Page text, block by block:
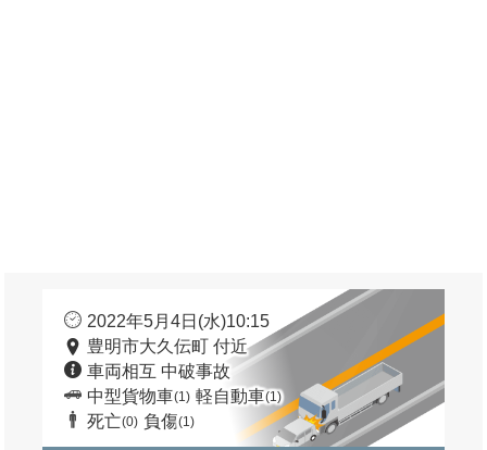
2022年5月4日(水)10:15
豊明市大久伝町 付近
車両相互 中破事故
中型貨物車(1) 軽自動車(1)
死亡(0) 負傷(1)